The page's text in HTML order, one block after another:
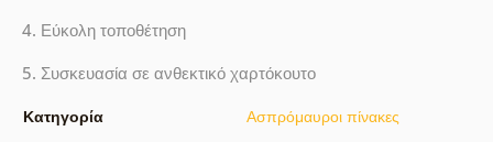
4. Εύκολη τοποθέτηση
5. Συσκευασία σε ανθεκτικό χαρτόκουτο
Κατηγορία
Ασπρόμαυροι πίνακες